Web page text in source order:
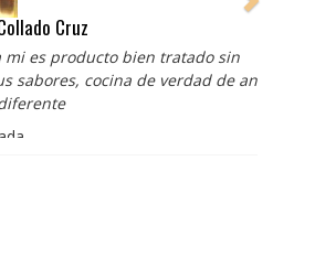
Cruz
producto bien tratado sin
cocina de verdad de antaño